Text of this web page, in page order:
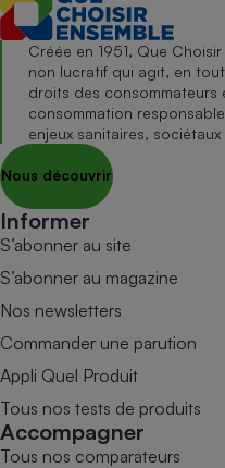
Créée en 1951, Que
non lucratif qui agit, en
droits des consommateurs
consommation
enjeux sanitaires,
Nous découvrir
Informer
S’abonner au site
S’abonner au magazine
Nos newsletters
Commander une parution
Appli Quel Produit
Tous nos tests de produits
Accompagner
Tous nos comparateurs